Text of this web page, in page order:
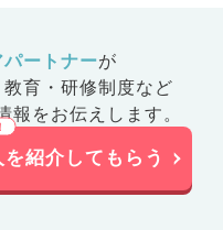
ートナーが
教育・研修制度など
をお伝えします。
紹介してもらう